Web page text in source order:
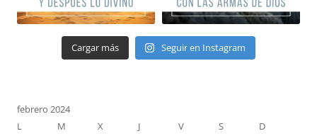
Cargar más Seguir en Instagram
febrero 2024
L
M X J V S
D